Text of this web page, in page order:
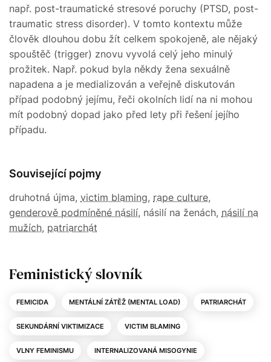
např. post-traumatické stresové poruchy (PTSD, post-
traumatic stress disorder). V tomto kontextu může
člověk dlouhou dobu žít celkem spokojeně, ale nějaký
spouštěč (trigger) znovu vyvolá celý jeho minulý
prožitek. Např. pokud byla někdy žena sexuálně
napadena a je medializován a veřejně diskutován
případ podobný jejímu, řeči okolních lidí na ni mohou
mít podobný dopad jako před lety při řešení jejího
případu.
Související pojmy
druhotná újma, victim blaming, rape culture,
genderově podmíněné násilí, násilí na ženách, násilí na
mužích, patriarchát
Feministický slovník
FEMICIDA MENTÁLNÍ ZÁTĚŽ (MENTAL LOAD) PATRIARCHÁT
SEKUNDÁRNÍ VIKTIMIZACE VICTIM BLAMING
VLNY FEMINISMU INTERNALIZOVANÁ MISOGYNIE